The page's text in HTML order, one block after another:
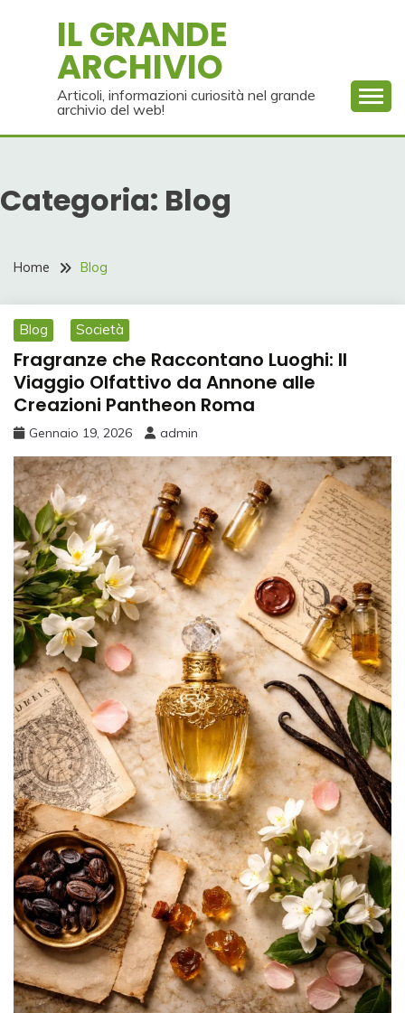
IL GRANDE
ARCHIVIO
Articoli, informazioni curiosità nel grande
archivio del web!
Categoria: Blog
Home Blog
Blog Società
Fragranze che Raccontano Luoghi: Il
Viaggio Olfattivo da Annone alle
Creazioni Pantheon Roma
Gennaio 19, 2026 admin